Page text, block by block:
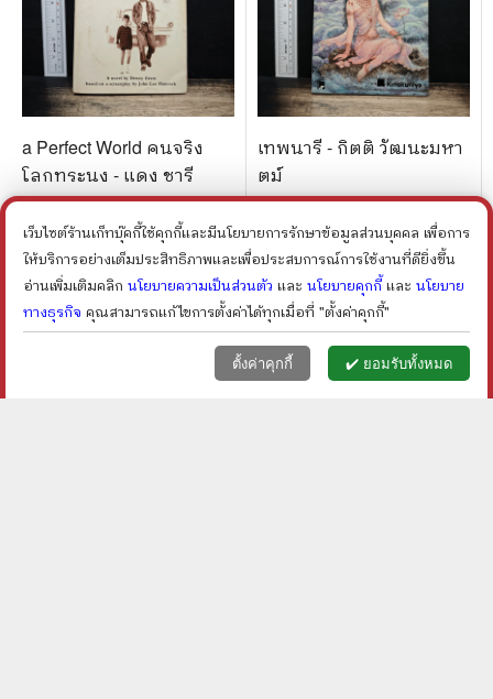
a Perfect World คนจริง
โลกทระนง - แดง ชารี
ราคา ฿100
ลดเหลือ ฿80 ลด20%
shopping_cart
เทพนารี - กิตติ วัฒนะมหา
ตม์
ราคา ฿150
ลดเหลือ ฿113 ลด24%
shopping_cart
ตะกร้า (0 faceเมนูลูกค้า
เว็บไซต์ร้านเก็ทบุ๊คกี้ใช้คุกกี้และมีนโยบายการรักษาข้อมูลส่วนบุคคล เพื่อการ
ให้บริการอย่างเต็มประสิทธิภาพและเพื่อประสบการณ์การใช้งานที่ดียิ่งขึ้น
อ่านเพิ่มเติมคลิก นโยบายความเป็นส่วนตัว และ นโยบายคุกกี้ และ นโยบาย
ทางธุรกิจ คุณสามารถแก้ไขการตั้งค่าได้ทุกเมื่อที่ "ตั้งค่าคุกกี้"
ตั้งค่าคุกกี้ ✔️ ยอมรับทั้งหมด